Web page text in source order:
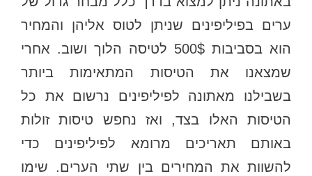
ערים בפיליפינים שניתן לטוס אליהן והמחיר
הוא בסביבות 500$ לטיסה הלוך ושוב. אחרי
שמצאנו את הטיסות המתאימות ביותר
בשבילנו מאתונה לפיליפינים נרשום את כל
הטיסות האלו בצד, ואז נחפש טיסות זולות
באותם תאריכים מרומא לפיליפינים כדי
להשוות את המחירים בין שתי הערים. שימו